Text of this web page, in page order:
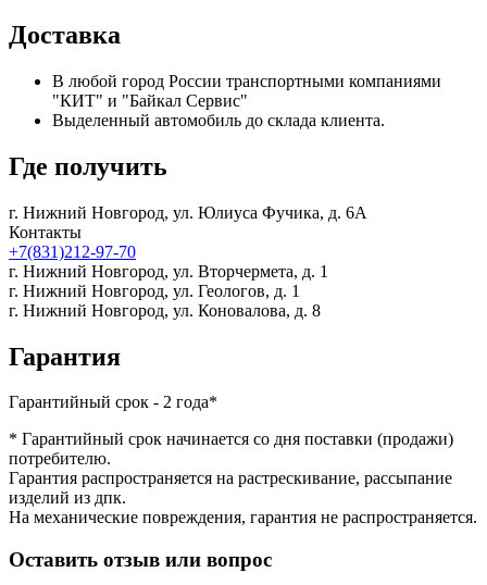
Доставка
В любой город России транспортными компаниями
"КИТ" и "Байкал Сервис"
Выделенный автомобиль до склада клиента.
Где получить
г. Нижний Новгород, ул. Юлиуса Фучика, д. 6А
Контакты
+7(831)212-97-70
г. Нижний Новгород, ул. Вторчермета, д. 1
г. Нижний Новгород, ул. Геологов, д. 1
г. Нижний Новгород, ул. Коновалова, д. 8
Гарантия
Гарантийный срок - 2 года*
* Гарантийный срок начинается со дня поставки (продажи)
потребителю.
Гарантия распространяется на растрескивание, рассыпание
изделий из дпк.
На механические повреждения, гарантия не распространяется.
Оставить отзыв или вопрос